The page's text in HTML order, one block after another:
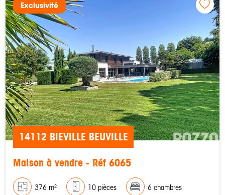
Exclusivité
14112 BIEVILLE BEUVILLE
Maison à vendre - Réf 6065
376 m² 10 pièces 6 chambres